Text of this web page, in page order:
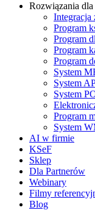
Rozwiązania
Integracja
Program
Program
Program
Program
System
System
System
Program
System
AI w firmie
KSeF
Sklep
Dla Partnerów
Webinary
Filmy
Blog